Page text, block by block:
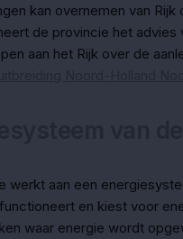
kan overnemen van
de provincie het advies
aan het Rijk over de
werkt aan een
en kiest voor
waar energie wordt